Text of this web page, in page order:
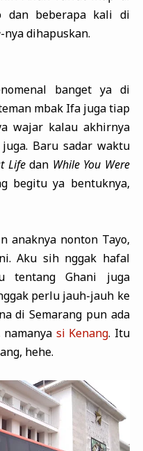
dan beberapa kali di
-nya dihapuskan.
banget ya di
mbak Ifa juga tiap
wajar kalau akhirnya
Baru sadar waktu
Lifedan While You Were
begitu ya bentuknya,
anaknya nonton Tayo,
Aku sih nggak hafal
tentang Ghani juga
perlu jauh-jauh ke
di Semarang pun ada
si Kenang. Itu
hehe.